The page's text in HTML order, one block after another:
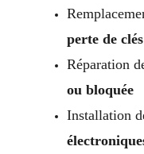
perte de clés
Réparation
ou bloquée
Installation